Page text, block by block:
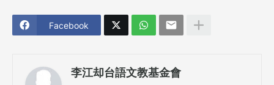
Facebook
李江却台語文教基金會